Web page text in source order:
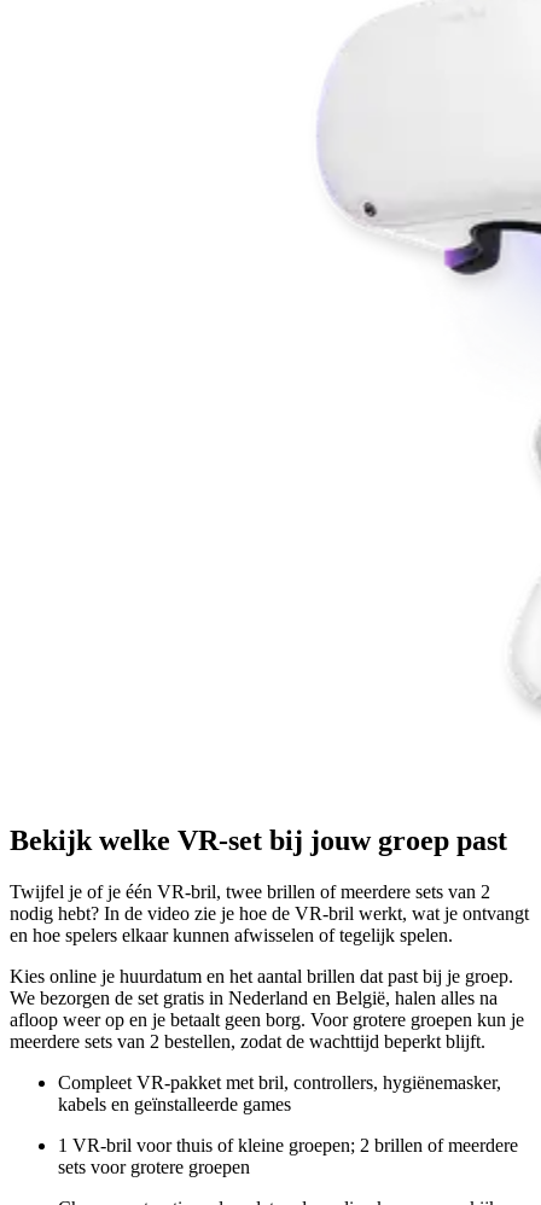
Bekijk welke VR-set bij jouw groep past
Twijfel je of je één VR-bril, twee brillen of meerdere sets van 2
nodig hebt? In de video zie je hoe de VR-bril werkt, wat je ontvangt
en hoe spelers elkaar kunnen afwisselen of tegelijk spelen.
Kies online je huurdatum en het aantal brillen dat past bij je groep.
We bezorgen de set gratis in Nederland en België, halen alles na
afloop weer op en je betaalt geen borg. Voor grotere groepen kun je
meerdere sets van 2 bestellen, zodat de wachttijd beperkt blijft.
Compleet VR-pakket met bril, controllers, hygiënemasker,
kabels en geïnstalleerde games
1 VR-bril voor thuis of kleine groepen; 2 brillen of meerdere
sets voor grotere groepen